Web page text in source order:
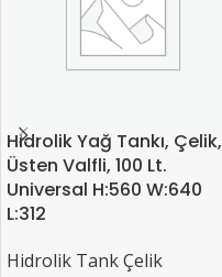
Hidrolik Yağ Tankı, Çelik,
Üsten Valfli, 100 Lt.
Universal H:560 W:640
L:312
Hidrolik Tank Çelik